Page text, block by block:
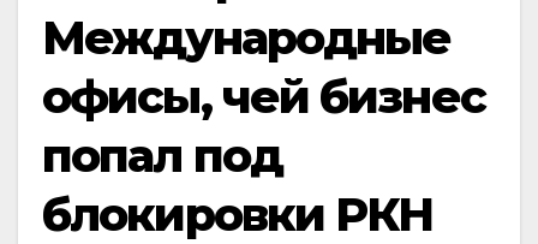
Международные
офисы, чей бизнес
попал под
блокировки РКН